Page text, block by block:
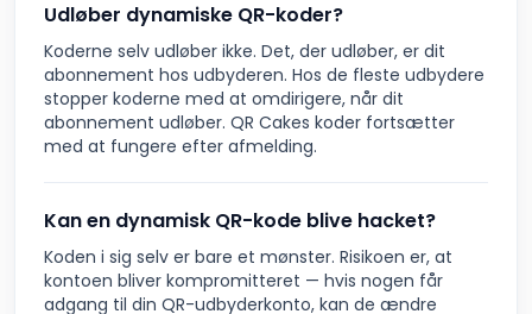
Udløber dynamiske QR-koder?
Koderne selv udløber ikke. Det, der udløber, er dit
abonnement hos udbyderen. Hos de fleste udbydere
stopper koderne med at omdirigere, når dit
abonnement udløber. QR Cakes koder fortsætter
med at fungere efter afmelding.
Kan en dynamisk QR-kode blive hacket?
Koden i sig selv er bare et mønster. Risikoen er, at
kontoen bliver kompromitteret — hvis nogen får
adgang til din QR-udbyderkonto, kan de ændre